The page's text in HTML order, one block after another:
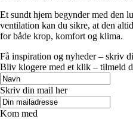
Et sundt hjem begynder med den
ventilation kan du sikre, at den
for både krop, komfort og klima.
Få inspiration og nyheder – skriv
Bliv klogere med et klik – tilmeld
Skriv din mail her
Kom med